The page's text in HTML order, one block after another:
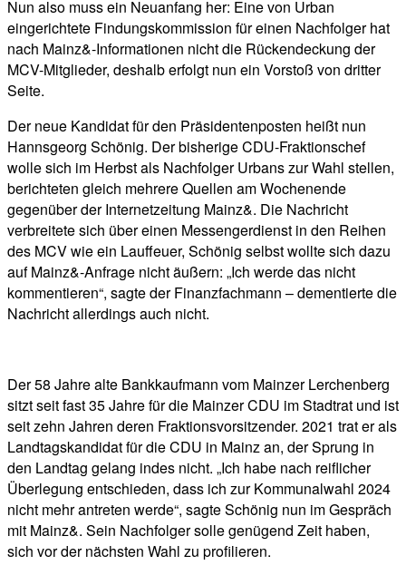
Nun also muss ein Neuanfang her: Eine von Urban
eingerichtete Findungskommission für einen Nachfolger hat
nach Mainz&-Informationen nicht die Rückendeckung der
MCV-Mitglieder, deshalb erfolgt nun ein Vorstoß von dritter
Seite.
Der neue Kandidat für den Präsidentenposten heißt nun
Hannsgeorg Schönig. Der bisherige CDU-Fraktionschef
wolle sich im Herbst als Nachfolger Urbans zur Wahl stellen,
berichteten gleich mehrere Quellen am Wochenende
gegenüber der Internetzeitung Mainz&. Die Nachricht
verbreitete sich über einen Messengerdienst in den Reihen
des MCV wie ein Lauffeuer, Schönig selbst wollte sich dazu
auf Mainz&-Anfrage nicht äußern: „Ich werde das nicht
kommentieren“, sagte der Finanzfachmann – dementierte die
Nachricht allerdings auch nicht.
Der 58 Jahre alte Bankkaufmann vom Mainzer Lerchenberg
sitzt seit fast 35 Jahre für die Mainzer CDU im Stadtrat und ist
seit zehn Jahren deren Fraktionsvorsitzender. 2021 trat er als
Landtagskandidat für die CDU in Mainz an, der Sprung in
den Landtag gelang indes nicht. „Ich habe nach reiflicher
Überlegung entschieden, dass ich zur Kommunalwahl 2024
nicht mehr antreten werde“, sagte Schönig nun im Gespräch
mit Mainz&. Sein Nachfolger solle genügend Zeit haben,
sich vor der nächsten Wahl zu profilieren.